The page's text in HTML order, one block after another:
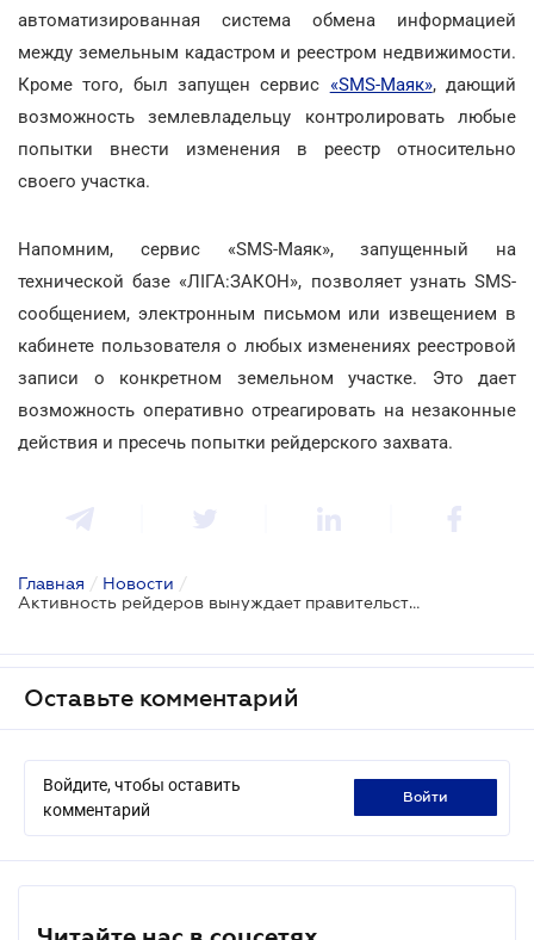
автоматизированная система обмена информацией
между земельным кадастром и реестром недвижимости.
Кроме того, был запущен сервис «SMS-Маяк», дающий
возможность землевладельцу контролировать любые
попытки внести изменения в реестр относительно
своего участка.
Напомним, сервис «SMS-Маяк», запущенный на
технической базе «ЛІГА:ЗАКОН», позволяет узнать SMS-
сообщением, электронным письмом или извещением в
кабинете пользователя о любых изменениях реестровой
записи о конкретном земельном участке. Это дает
возможность оперативно отреагировать на незаконные
действия и пресечь попытки рейдерского захвата.
Главная / Новости /
Активность рейдеров вынуждает правительство возобновить работу антирейдерских штабов
Оставьте комментарий
Войдите, чтобы оставить
комментарий
войти